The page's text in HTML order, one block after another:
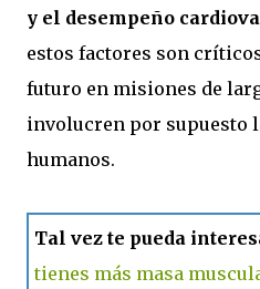
y el desempeño
estos factores son
futuro en misiones de
involucren por supuesto
humanos.
Tal vez te pueda
tienes más masa